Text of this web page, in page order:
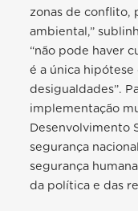
zonas de conflito,
ambiental,”
“não pode haver
é a única hipótese
desigualdades”.
implementação
Desenvolvimento
segurança
segurança
da política e das